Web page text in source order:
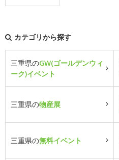
カテゴリから探す
三重県のGW(ゴールデンウィ
ーク)イベント
三重県の物産展
三重県の無料イベント